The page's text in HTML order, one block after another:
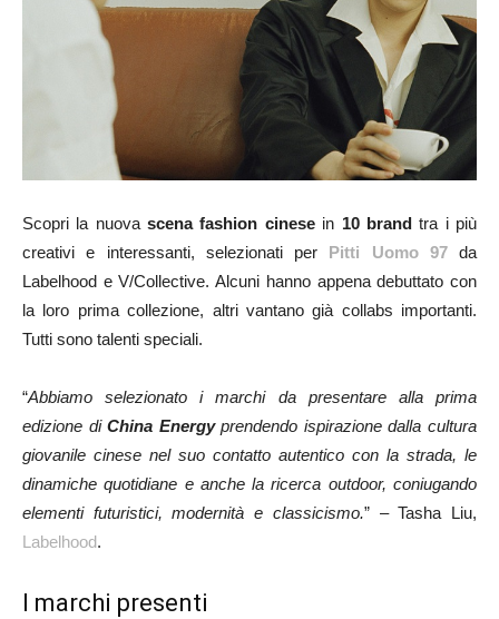
Scopri la nuovascena fashion cinesein 10 brandtra i più
creativi e interessanti, selezionati per Pitti Uomo 97da
Labelhood e V/Collective. Alcuni hanno appena debuttato con
la loro prima collezione, altri vantano già collabs importanti.
Tutti sono talenti speciali.
“Abbiamo selezionato i marchi da presentare alla prima
edizione diChina Energyprendendo ispirazione dalla cultura
giovanile cinese nel suo contatto autentico con la strada, le
dinamiche quotidiane e anche la ricerca outdoor, coniugando
elementi futuristici, modernità e classicismo.” – Tasha Liu,
Labelhood.
I marchi presenti